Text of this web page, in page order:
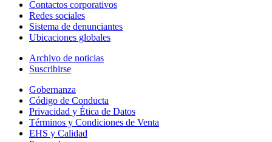
Contactos corporativos
Redes sociales
Sistema de denunciantes
Ubicaciones globales
Archivo de noticias
Suscribirse
Gobernanza
Código de Conducta
Privacidad y Ética de Datos
Términos y Condiciones de Venta
EHS y Calidad